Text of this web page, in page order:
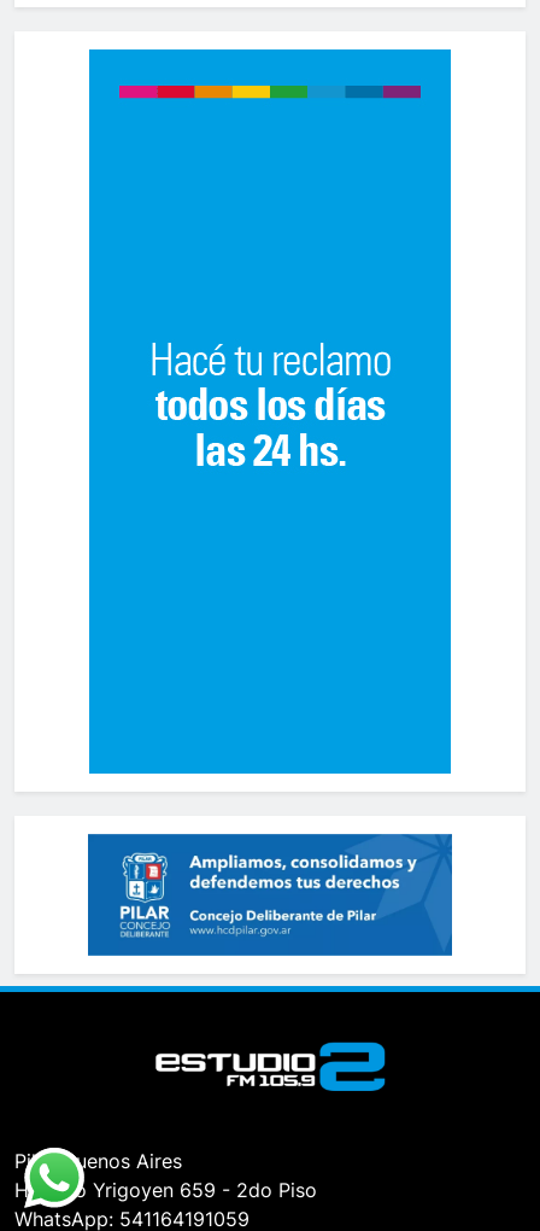
Pilar, Buenos Aires
Hipólito Yrigoyen 659 - 2do Piso
WhatsApp: 541164191059